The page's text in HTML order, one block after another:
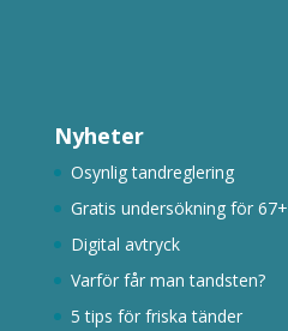
Nyheter
Osynlig tandreglering
Gratis undersökning för 67+
Digital avtryck
Varför får man tandsten?
5 tips för friska tänder